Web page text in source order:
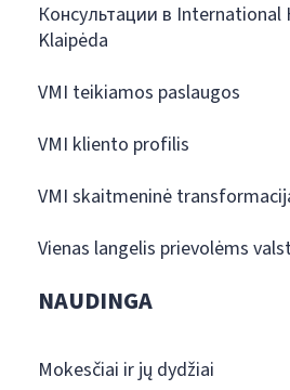
Консультации в International
Klaipėda
VMI teikiamos paslaugos
VMI kliento profilis
VMI skaitmeninė
Vienas langelis prievolėms
NAUDINGA
Mokesčiai ir jų dydžiai